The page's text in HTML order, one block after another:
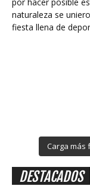
Carga más
DESTACADOS